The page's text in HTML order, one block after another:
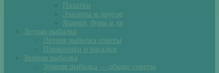
Палатки
Эхолоты и другое
Ящики, буры и др
Летняя рыбалка
Летняя рыбалка советы
Прикормки и насадки
Зимняя рыбалка
Зимняя рыбалка — общие советы